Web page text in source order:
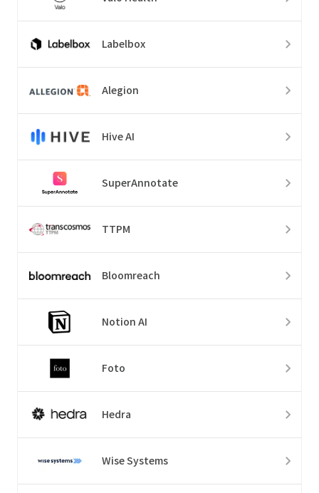
Labelbox
Alegion
Hive AI
SuperAnnotate
TTPM
Bloomreach
Notion AI
Foto
Hedra
Wise Systems